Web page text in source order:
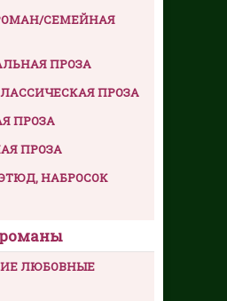
СЕМЕЙНАЯ
ПРОЗА
ПРОЗА
ПРОЗА
ПРОЗА
НАБРОСОК
ЛЮБОВНЫЕ